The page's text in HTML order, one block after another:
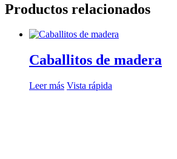
Productos relacionados
Caballitos de madera
Leer más Vista rápida